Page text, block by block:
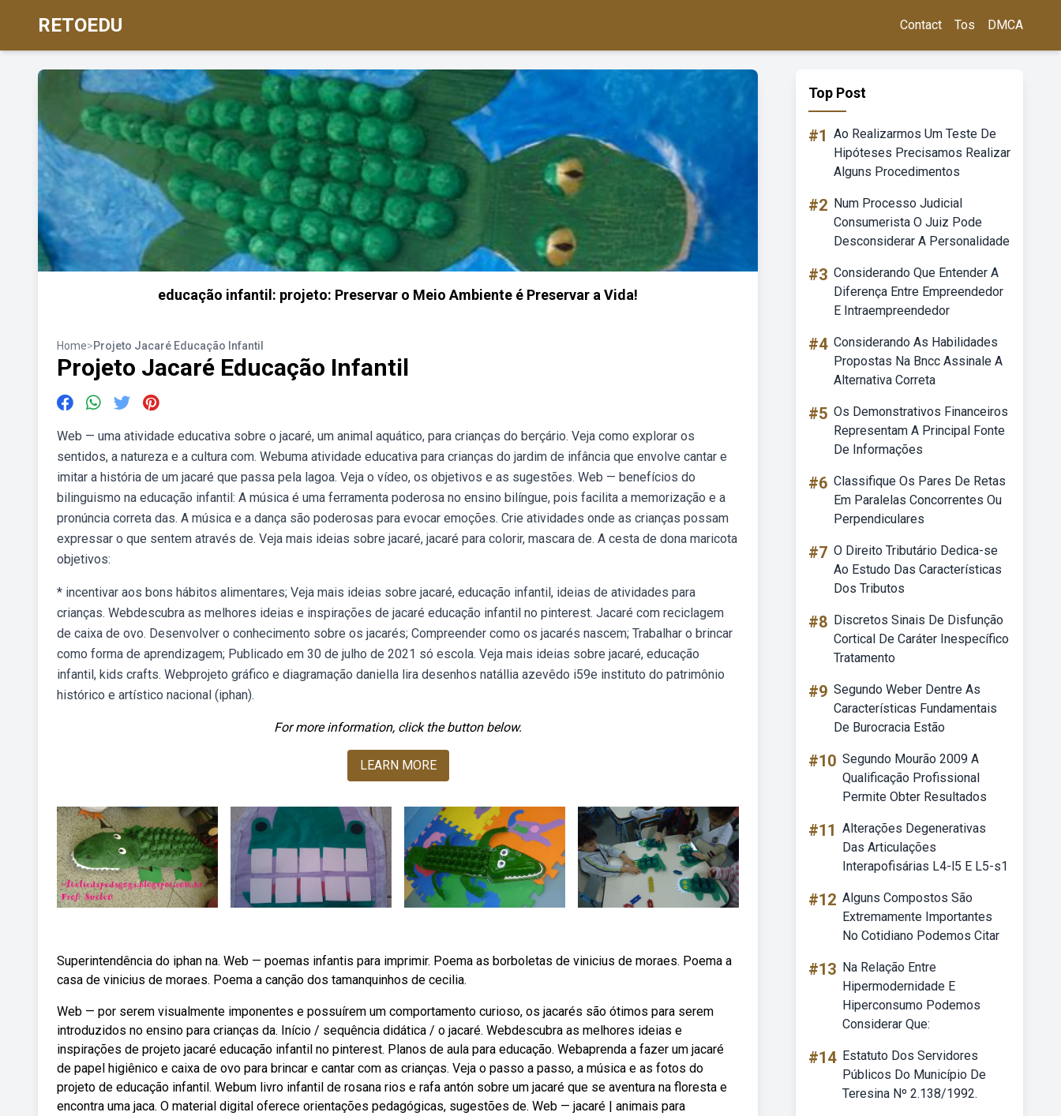
RETOEDU Contact Tos DMCA
educação infantil: projeto: Preservar o Meio Ambiente é Preservar a Vida!
Home>Projeto Jacaré Educação Infantil
Projeto Jacaré Educação Infantil
Web — uma atividade educativa sobre o jacaré, um animal aquático, para crianças do berçário. Veja como explorar os
sentidos, a natureza e a cultura com. Webuma atividade educativa para crianças do jardim de infância que envolve cantar e
imitar a história de um jacaré que passa pela lagoa. Veja o vídeo, os objetivos e as sugestões. Web — benefícios do
bilinguismo na educação infantil: A música é uma ferramenta poderosa no ensino bilíngue, pois facilita a memorização e a
pronúncia correta das. A música e a dança são poderosas para evocar emoções. Crie atividades onde as crianças possam
expressar o que sentem através de. Veja mais ideias sobre jacaré, jacaré para colorir, mascara de. A cesta de dona maricota
objetivos:
* incentivar aos bons hábitos alimentares; Veja mais ideias sobre jacaré, educação infantil, ideias de atividades para
crianças. Webdescubra as melhores ideias e inspirações de jacaré educação infantil no pinterest. Jacaré com reciclagem
de caixa de ovo. Desenvolver o conhecimento sobre os jacarés; Compreender como os jacarés nascem; Trabalhar o brincar
como forma de aprendizagem; Publicado em 30 de julho de 2021 só escola. Veja mais ideias sobre jacaré, educação
infantil, kids crafts. Webprojeto gráfico e diagramação daniella lira desenhos natállia azevêdo i59e instituto do patrimônio
histórico e artístico nacional (iphan).
For more information, click the button below.
LEARN MORE
Superintendência do iphan na. Web — poemas infantis para imprimir. Poema as borboletas de vinicius de moraes. Poema a
casa de vinicius de moraes. Poema a canção dos tamanquinhos de cecilia.
Web — por serem visualmente imponentes e possuírem um comportamento curioso, os jacarés são ótimos para serem
introduzidos no ensino para crianças da. Início / sequência didática / o jacaré. Webdescubra as melhores ideias e
inspirações de projeto jacaré educação infantil no pinterest. Planos de aula para educação. Webaprenda a fazer um jacaré
de papel higiênico e caixa de ovo para brincar e cantar com as crianças. Veja o passo a passo, a música e as fotos do
projeto de educação infantil. Webum livro infantil de rosana rios e rafa antón sobre um jacaré que se aventura na floresta e
encontra uma jaca. O material digital oferece orientações pedagógicas, sugestões de. Web — jacaré | animais para
Top Post
#1 Ao Realizarmos Um Teste De
Hipóteses Precisamos Realizar
Alguns Procedimentos
#2 Num Processo Judicial
Consumerista O Juiz Pode
Desconsiderar A Personalidade
#3 Considerando Que Entender A
Diferença Entre Empreendedor
E Intraempreendedor
#4 Considerando As Habilidades
Propostas Na Bncc Assinale A
Alternativa Correta
#5 Os Demonstrativos Financeiros
Representam A Principal Fonte
De Informações
#6 Classifique Os Pares De Retas
Em Paralelas Concorrentes Ou
Perpendiculares
#7 O Direito Tributário Dedica-se
Ao Estudo Das Características
Dos Tributos
#8 Discretos Sinais De Disfunção
Cortical De Caráter Inespecífico
Tratamento
#9 Segundo Weber Dentre As
Características Fundamentais
De Burocracia Estão
#10 Segundo Mourão 2009 A
Qualificação Profissional
Permite Obter Resultados
#11 Alterações Degenerativas
Das Articulações
Interapofisárias L4-l5 E L5-s1
#12 Alguns Compostos São
Extremamente Importantes
No Cotidiano Podemos Citar
#13 Na Relação Entre
Hipermodernidade E
Hiperconsumo Podemos
Considerar Que:
#14 Estatuto Dos Servidores
Públicos Do Município De
Teresina Nº 2.138/1992.